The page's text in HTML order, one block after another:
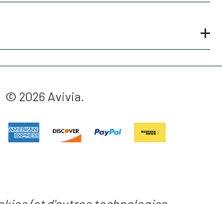
© 2026 Avivia.